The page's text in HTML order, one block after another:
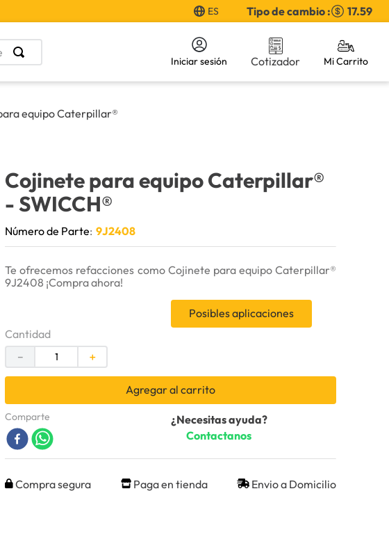
ES Tipo de cambio : 17.59
Iniciar sesión Cotizador
equipo Caterpillar®
Cojinete para equipo Caterpillar®
- SWICCH®
Número de Parte: 9J2408
Te ofrecemos refacciones como Cojinete para equipo Caterpillar®
9J2408 ¡Compra ahora!
Posibles aplicaciones
Cantidad
＋
－
Agregar al carrito
Comparte
¿Necesitas ayuda?
Contactanos
Compra segura Paga en tienda Envio a Domicilio